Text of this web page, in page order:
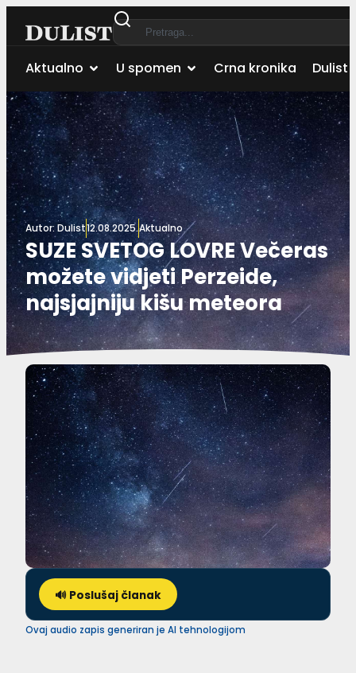
Aktualno U spomen Crna kronika Dulist
Autor: Dulist12.08.2025.Aktualno
SUZE SVETOG LOVRE Večeras
možete vidjeti Perzeide,
najsjajniju kišu meteora
🔊 Poslušaj članak
Ovaj audio zapis generiran je AI tehnologijom